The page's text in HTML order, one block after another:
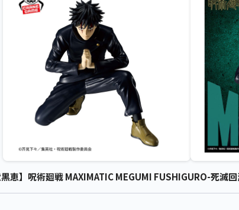
黒恵】呪術廻戦 MAXIMATIC MEGUMI FUSHIGURO-死滅